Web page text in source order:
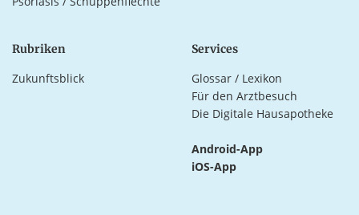
Rubriken
Zukunftsblick
Services
Glossar / Lexikon
Für den Arztbesuch
Die Digitale Hausapotheke
Android-App
iOS-App